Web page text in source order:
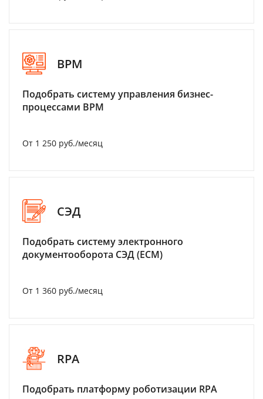
BPM
Подобрать систему управления бизнес-
процессами BPM
От 1 250 руб./месяц
СЭД
Подобрать систему электронного
документооборота СЭД (ECM)
От 1 360 руб./месяц
RPA
Подобрать платформу роботизации RPA